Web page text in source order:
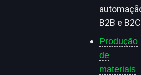
B2B e
Produção
de
materiais